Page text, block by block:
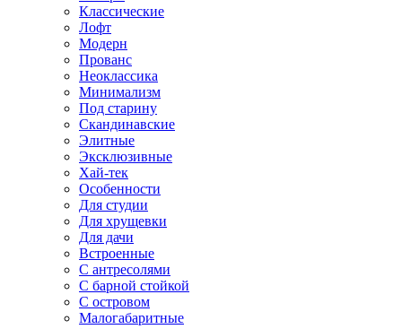
Классические
Лофт
Модерн
Прованс
Неоклассика
Минимализм
Под старину
Скандинавские
Элитные
Эксклюзивные
Хай-тек
Особенности
Для студии
Для хрущевки
Для дачи
Встроенные
С антресолями
С барной стойкой
С островом
Малогабаритные